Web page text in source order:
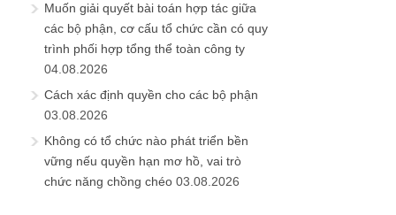
Muốn giải quyết bài toán hợp tác giữa
các bộ phận, cơ cấu tổ chức cần có quy
trình phối hợp tổng thể toàn công ty
04.08.2026
Cách xác định quyền cho các bộ phận
03.08.2026
Không có tổ chức nào phát triển bền
vững nếu quyền hạn mơ hồ, vai trò
chức năng chồng chéo 03.08.2026